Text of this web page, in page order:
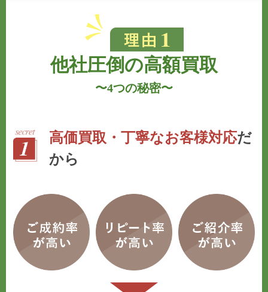
他社圧倒の高額買取
〜4つの秘密〜
高価買取・丁寧なお客様対応だ
から